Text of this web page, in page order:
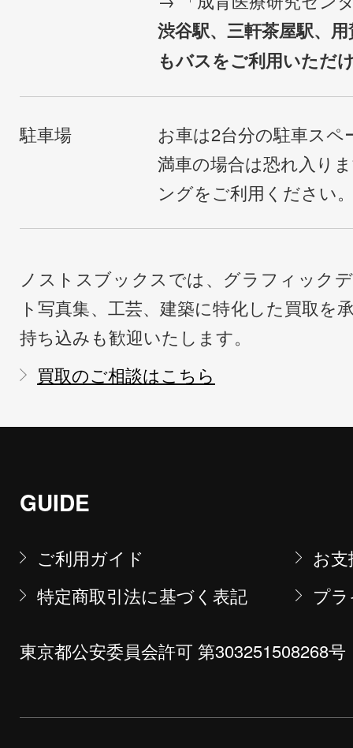
渋谷駅、三軒茶屋駅、
もバスをご利用いただ
駐車場
お車は2台分の駐車ス
満車の場合は恐れ入り
ングをご利用ください
ノストスブックスでは、グラフィック
ト写真集、工芸、建築に特化した買取を
持ち込みも歓迎いたします。
買取のご相談はこちら
GUIDE
ご利用ガイド
お
特定商取引法に基づく表記
プ
東京都公安委員会許可 第303251508268号